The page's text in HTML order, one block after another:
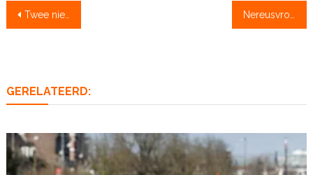
Bericht
Twee nieuwe wedstrijden op nationale kalender
GERELATEERD: